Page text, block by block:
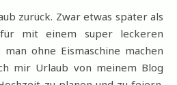
mit einem super leckeren
ohne Eismaschine machen
mir Urlaub von meinem Blog